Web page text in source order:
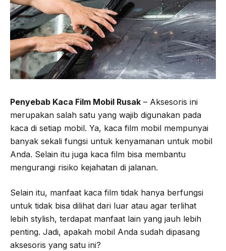
Penyebab Kaca Film Mobil Rusak – Aksesoris ini
merupakan salah satu yang wajib digunakan pada
kaca di setiap mobil. Ya, kaca film mobil mempunyai
banyak sekali fungsi untuk kenyamanan untuk mobil
Anda. Selain itu juga kaca film bisa membantu
mengurangi risiko kejahatan di jalanan.
Selain itu, manfaat kaca film tidak hanya berfungsi
untuk tidak bisa dilihat dari luar atau agar terlihat
lebih stylish, terdapat manfaat lain yang jauh lebih
penting. Jadi, apakah mobil Anda sudah dipasang
aksesoris yang satu ini?